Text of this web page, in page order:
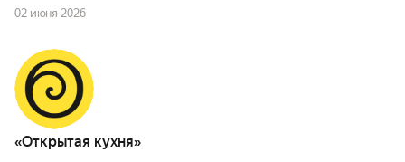
02 июня 2026
«Открытая кухня»